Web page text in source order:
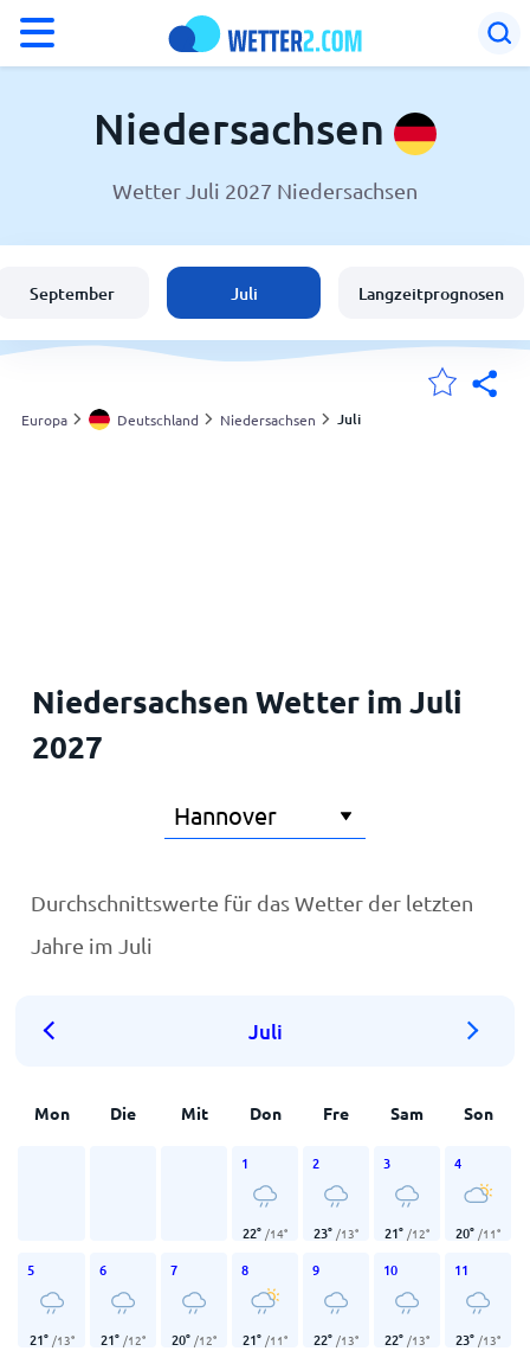
Wetter in Niedersachsen
Schweiz
Österreich
Niedersachsen
Wetter Juli 2027 Niedersachsen
September Juli Langzeitprognosen
Europa Deutschland Niedersachsen Juli
Niedersachsen Wetter im Juli
2027
Durchschnittswerte für das Wetter der letzten
Jahre im Juli
Juli
Mon Die Mit Don Fre Sam Son
1
22° /14°
2
23° /13°
3
21° /12°
4
20° /11°
5
21° /13°
6
21° /12°
7
20° /12°
8
21° /11°
9
22° /13°
10
22° /13°
11
23° /13°